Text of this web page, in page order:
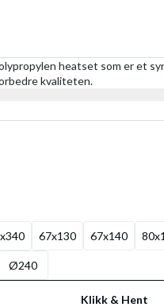
heatset som er et
kvaliteten.
67x130 67x140
Ø240
Klikk & Hent